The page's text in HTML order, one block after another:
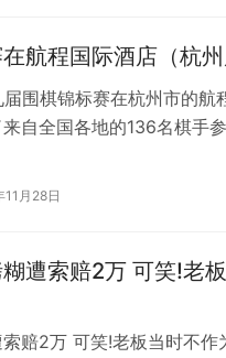
航程国际酒店（杭
围棋锦标赛在杭州市的航
自全国各地的136名棋手
的住宿环境，并以贴心细
月28日
遭索赔2万 可笑!老
赔2万 可笑!老板当时不